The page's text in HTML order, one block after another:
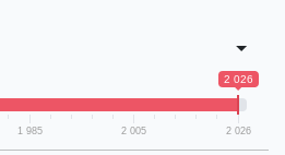
2 026
1 985 2 005 2 026